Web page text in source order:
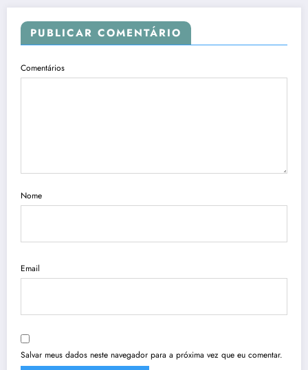
PUBLICAR COMENTÁRIO
Comentários
Nome
Email
Salvar meus dados neste navegador para a próxima vez que eu comentar.